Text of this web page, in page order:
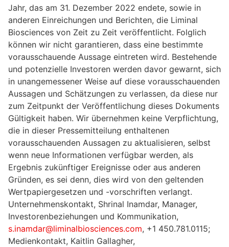
Jahr, das am 31. Dezember 2022 endete, sowie in
anderen Einreichungen und Berichten, die Liminal
Biosciences von Zeit zu Zeit veröffentlicht. Folglich
können wir nicht garantieren, dass eine bestimmte
vorausschauende Aussage eintreten wird. Bestehende
und potenzielle Investoren werden davor gewarnt, sich
in unangemessener Weise auf diese vorausschauenden
Aussagen und Schätzungen zu verlassen, da diese nur
zum Zeitpunkt der Veröffentlichung dieses Dokuments
Gültigkeit haben. Wir übernehmen keine Verpflichtung,
die in dieser Pressemitteilung enthaltenen
vorausschauenden Aussagen zu aktualisieren, selbst
wenn neue Informationen verfügbar werden, als
Ergebnis zukünftiger Ereignisse oder aus anderen
Gründen, es sei denn, dies wird von den geltenden
Wertpapiergesetzen und -vorschriften verlangt.
Unternehmenskontakt, Shrinal Inamdar, Manager,
Investorenbeziehungen und Kommunikation,
s.inamdar@liminalbiosciences.com, +1 450.781.0115;
Medienkontakt, Kaitlin Gallagher,